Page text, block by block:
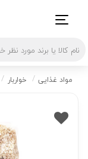
مواد غذایی خواربار